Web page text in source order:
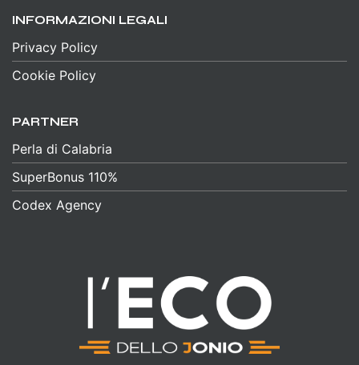
INFORMAZIONI LEGALI
Privacy Policy
Cookie Policy
PARTNER
Perla di Calabria
SuperBonus 110%
Codex Agency